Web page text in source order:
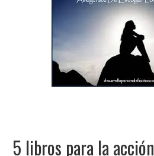
5 libros para la acción